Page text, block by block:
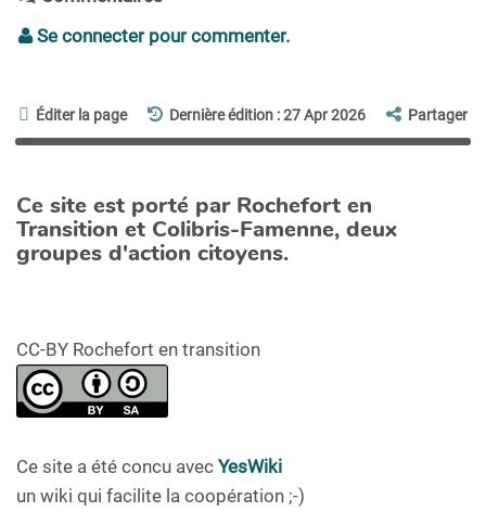
Se connecter pour commenter.
Éditer la page Dernière édition : 27 Apr 2026 Partager
Ce site est porté par Rochefort en
Transition et Colibris-Famenne, deux
groupes d'action citoyens.
CC-BY Rochefort en transition
Ce site a été concu avec YesWiki
un wiki qui facilite la coopération ;-)